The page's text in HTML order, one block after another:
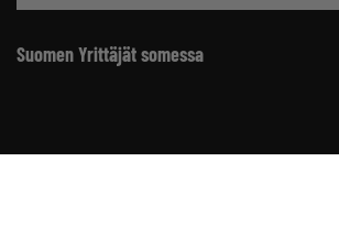
Suomen Yrittäjät somessa